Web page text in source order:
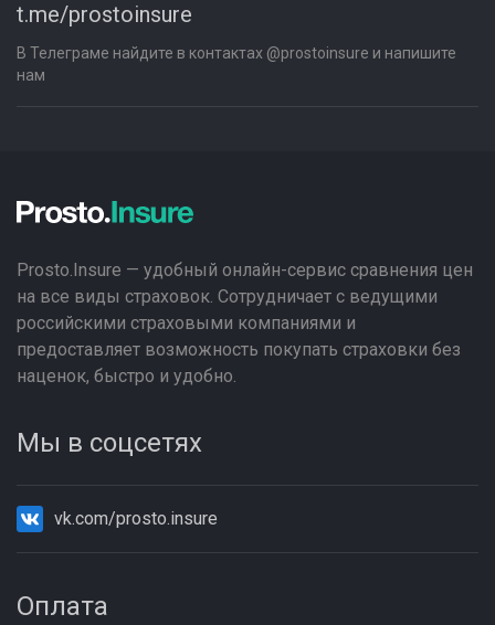
t.me/prostoinsure
В Телеграме найдите в контактах @prostoinsure и напишите
нам
Prosto.Insure — удобный онлайн-сервис сравнения цен
на все виды страховок. Сотрудничает с ведущими
российскими страховыми компаниями и
предоставляет возможность покупать страховки без
наценок, быстро и удобно.
Мы в соцсетях
vk.com/prosto.insure
Оплата